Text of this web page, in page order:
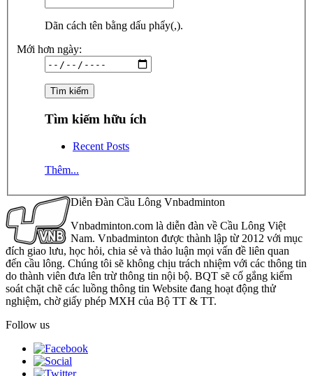
Dãn cách tên bằng dấu phẩy(,).
Mới hơn ngày:
Tìm kiếm hữu ích
Recent Posts
Thêm...
Diễn Đàn Cầu Lông Vnbadminton
Vnbadminton.com là diễn đàn về Cầu Lông Việt
Nam. Vnbadminton được thành lập từ 2012 với mục
đích giao lưu, học hỏi, chia sẻ và thảo luận mọi vấn đề liên quan
đến cầu lông. Chúng tôi sẽ không chịu trách nhiệm với các thông tin
do thành viên đưa lên trừ thông tin nội bộ. BQT sẽ cố gắng kiểm
soát chặt chẽ các luồng thông tin Website đang hoạt động thử
nghiệm, chờ giấy phép MXH của Bộ TT & TT.
Follow us